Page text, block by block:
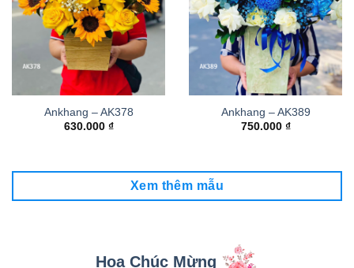
Ankhang – AK378
630.000 ₫
Ankhang – AK389
750.000 ₫
Xem thêm mẫu
Hoa Chúc Mừng